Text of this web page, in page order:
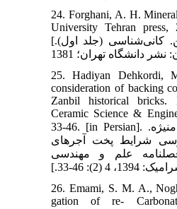
24. Forghani, A. H.
University Tehran press,
[فرقانی، عبدالحسین. کانی‌شناسی (جلد اول).
25. Hadiyan Dehkordi,
consideration of backing
Zanbil historical bricks.
Ceramic Science &
33-46. ‎[in Persian]. ‏ [هادیان دهکردی، منیژه.
شرایط پخت آجرهای
فصلنامه علم و مهندسی
1394، 4 (2): 46-33‏.]
26. Emami, S. M. A.,
gation of re-